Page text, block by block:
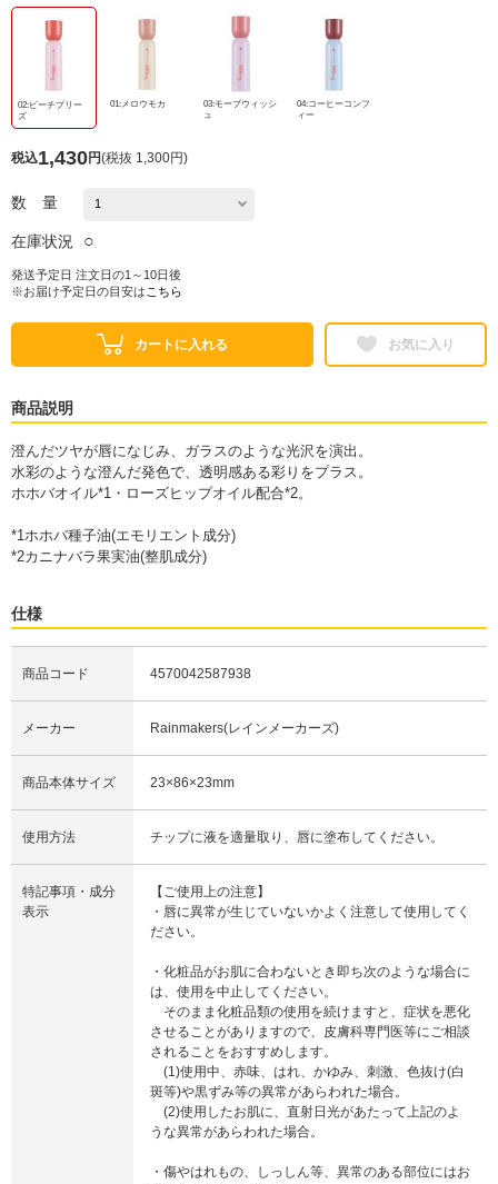
02:ピーチプリー
ズ
01:メロウモカ
03:モーブウィッシ
ュ
04:コーヒーコンフ
ィー
税込1,430円(税抜 1,300円)
数 量
在庫状況 ○
発送予定日 注文日の1～10日後
※お届け予定日の目安は こちら
カートに入れる お気に入り
商品説明
澄んだツヤが唇になじみ、ガラスのような光沢を演出。
水彩のような澄んだ発色で、透明感ある彩りをプラス。
ホホバオイル*1・ローズヒップオイル配合*2。
*1ホホバ種子油(エモリエント成分)
*2カニナバラ果実油(整肌成分)
仕様
商品コード 4570042587938
メーカー Rainmakers(レインメーカーズ)
商品本体サイズ 23×86×23mm
使用方法 チップに液を適量取り、唇に塗布してください。
特記事項・成分
表示
【ご使用上の注意】
・唇に異常が生じていないかよく注意して使用してく
ださい。
・化粧品がお肌に合わないとき即ち次のような場合に
は、使用を中止してください。
そのまま化粧品類の使用を続けますと、症状を悪化
させることがありますので、皮膚科専門医等にご相談
されることをおすすめします。
(1)使用中、赤味、はれ、かゆみ、刺激、色抜け(白
斑等)や黒ずみ等の異常があらわれた場合。
(2)使用したお肌に、直射日光があたって上記のよ
うな異常があらわれた場合。
・傷やはれもの、しっしん等、異常のある部位にはお